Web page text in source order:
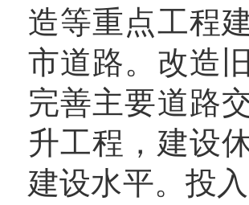
造等重点工程
市道路。改造
完善主要道路
升工程，建设
建设水平。投